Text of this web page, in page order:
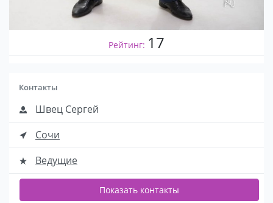
Рейтинг: 17
Контакты
Швец Сергей
Сочи
Ведущие
Показать контакты